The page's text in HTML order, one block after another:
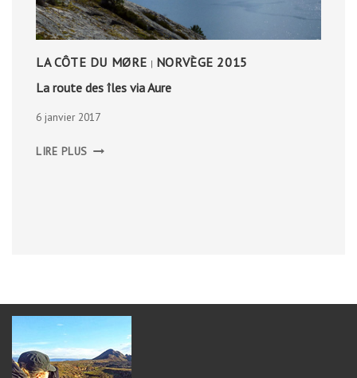
LA CÔTE DU MØRE | NORVÈGE 2015
La route des îles via Aure
6 janvier 2017
LIRE PLUS ROUTE